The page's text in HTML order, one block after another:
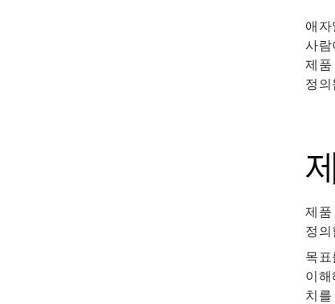
애자
사람
제품
정의
제품
정의
목표
이해
치를